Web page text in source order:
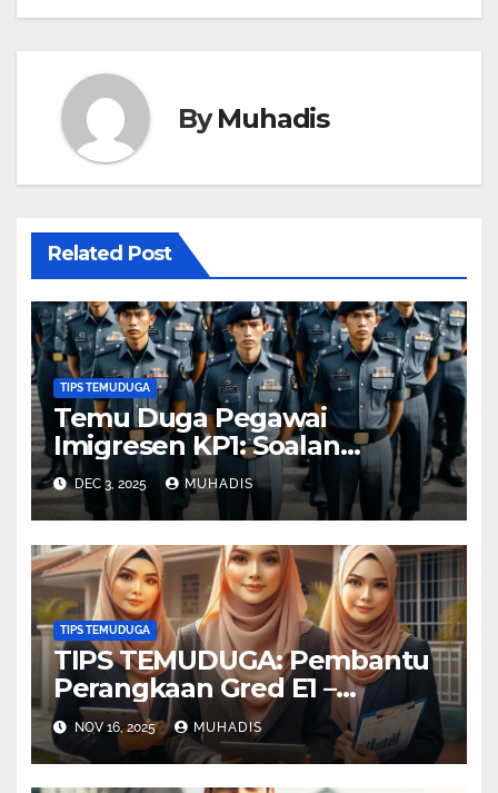
ByMuhadis
Related Post
TIPS TEMUDUGA
Temu Duga Pegawai
Imigresen KP1: Soalan
Sedang Mengukur Dimensi
Apa Sebenarnya?
DEC 3, 2025 MUHADIS
TIPS TEMUDUGA
TIPS TEMUDUGA: Pembantu
Perangkaan Gred E1 –
Jabatan Perangkaan Malaysia
(DOSM)
NOV 16, 2025 MUHADIS